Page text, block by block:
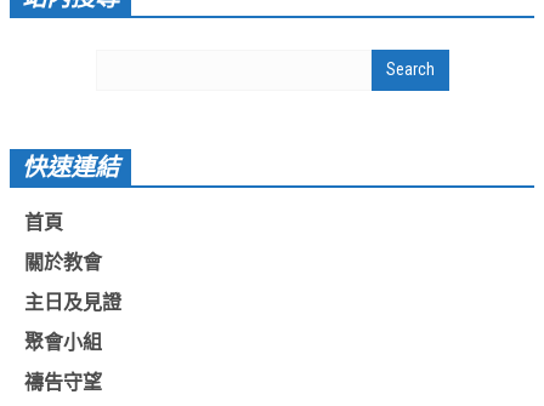
台北靈糧堂 官方網站
信望愛全球資訊網
蒲公英希望基金會
快速連結
首頁
關於教會
主日及見證
聚會小組
禱告守望